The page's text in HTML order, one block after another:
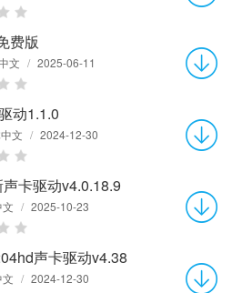
费版
文 / 2025-06-11
动1.1.0
文 / 2024-12-30
卡驱动v4.0.18.9
/ 2025-10-23
声卡驱动v4.38
/ 2024-12-30